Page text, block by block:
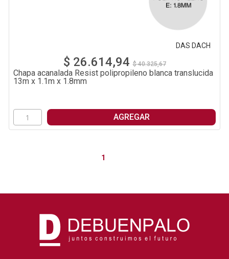
DAS DACH
$ 26.614,94$ 40.325,67
Chapa acanalada Resist polipropileno blanca translucida
13m x 1.1m x 1.8mm
AGREGAR
1